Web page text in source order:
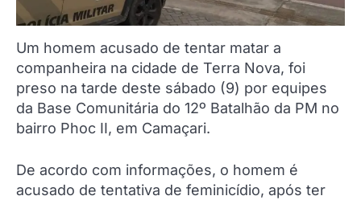
Um homem acusado de tentar matar a
companheira na cidade de Terra Nova, foi
preso na tarde deste sábado (9) por equipes
da Base Comunitária do 12º Batalhão da PM no
bairro Phoc II, em Camaçari.
De acordo com informações, o homem é
acusado de tentativa de feminicídio, após ter